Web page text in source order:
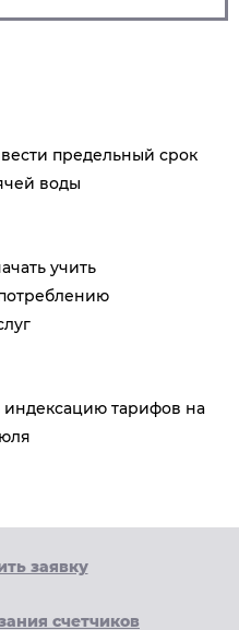
предельный срок
воды
учить
тарифов на
заявку
счетчиков